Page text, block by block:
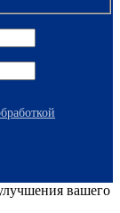
вашего